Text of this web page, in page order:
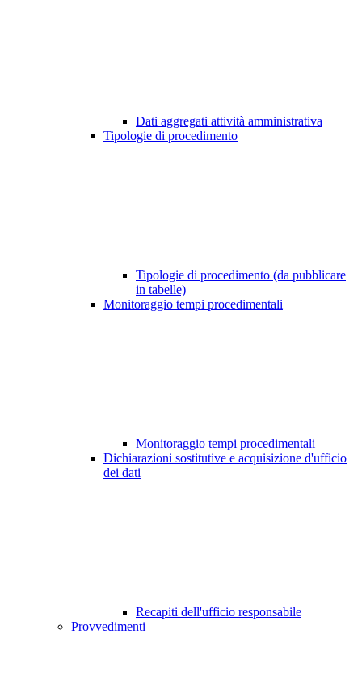
Dati aggregati attività amministrativa
Tipologie di procedimento
Tipologie di procedimento (da pubblicare
in tabelle)
Monitoraggio tempi procedimentali
Monitoraggio tempi procedimentali
Dichiarazioni sostitutive e acquisizione d'ufficio
dei dati
Recapiti dell'ufficio responsabile
Provvedimenti